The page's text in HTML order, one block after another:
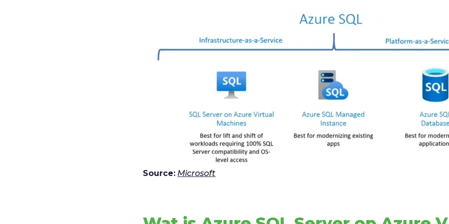
Source: Microsoft